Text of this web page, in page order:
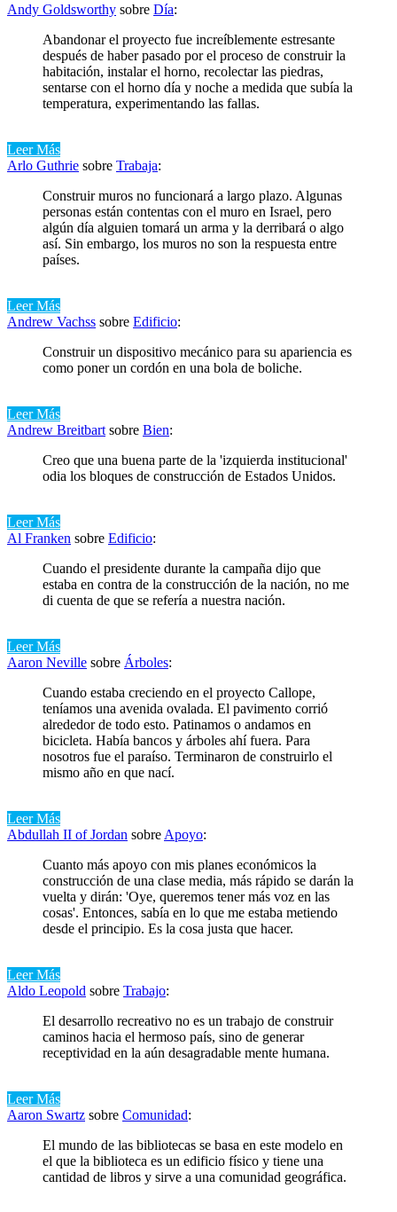
Andy Goldsworthy sobre Día:
Abandonar el proyecto fue increíblemente estresante
después de haber pasado por el proceso de construir la
habitación, instalar el horno, recolectar las piedras,
sentarse con el horno día y noche a medida que subía la
temperatura, experimentando las fallas.
Leer Más
Arlo Guthrie sobre Trabaja:
Construir muros no funcionará a largo plazo. Algunas
personas están contentas con el muro en Israel, pero
algún día alguien tomará un arma y la derribará o algo
así. Sin embargo, los muros no son la respuesta entre
países.
Leer Más
Andrew Vachss sobre Edificio:
Construir un dispositivo mecánico para su apariencia es
como poner un cordón en una bola de boliche.
Leer Más
Andrew Breitbart sobre Bien:
Creo que una buena parte de la 'izquierda institucional'
odia los bloques de construcción de Estados Unidos.
Leer Más
Al Franken sobre Edificio:
Cuando el presidente durante la campaña dijo que
estaba en contra de la construcción de la nación, no me
di cuenta de que se refería a nuestra nación.
Leer Más
Aaron Neville sobre Árboles:
Cuando estaba creciendo en el proyecto Callope,
teníamos una avenida ovalada. El pavimento corrió
alrededor de todo esto. Patinamos o andamos en
bicicleta. Había bancos y árboles ahí fuera. Para
nosotros fue el paraíso. Terminaron de construirlo el
mismo año en que nací.
Leer Más
Abdullah II of Jordan sobre Apoyo:
Cuanto más apoyo con mis planes económicos la
construcción de una clase media, más rápido se darán la
vuelta y dirán: 'Oye, queremos tener más voz en las
cosas'. Entonces, sabía en lo que me estaba metiendo
desde el principio. Es la cosa justa que hacer.
Leer Más
Aldo Leopold sobre Trabajo:
El desarrollo recreativo no es un trabajo de construir
caminos hacia el hermoso país, sino de generar
receptividad en la aún desagradable mente humana.
Leer Más
Aaron Swartz sobre Comunidad:
El mundo de las bibliotecas se basa en este modelo en
el que la biblioteca es un edificio físico y tiene una
cantidad de libros y sirve a una comunidad geográfica.